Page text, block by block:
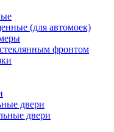
(для автомоек)
фронтом
двери
двери